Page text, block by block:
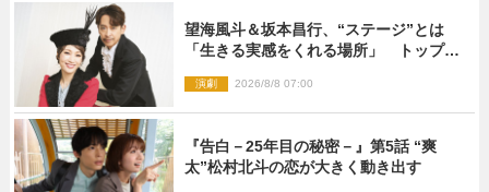
望海風斗＆坂本昌行、“ステージ”とは
「生きる実感をくれる場所」 トップを
演劇 2026/8/8 07:00
『告白－25年目の秘密－』第5話 “爽
太”松村北斗の恋が大きく動き出す